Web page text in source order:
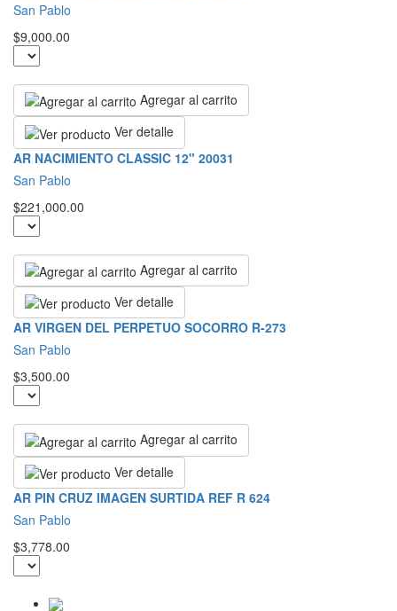
San Pablo
$9,000.00
Agregar al carrito
Ver detalle
AR NACIMIENTO CLASSIC 12" 20031
San Pablo
$221,000.00
Agregar al carrito
Ver detalle
AR VIRGEN DEL PERPETUO SOCORRO R-273
San Pablo
$3,500.00
Agregar al carrito
Ver detalle
AR PIN CRUZ IMAGEN SURTIDA REF R 624
San Pablo
$3,778.00